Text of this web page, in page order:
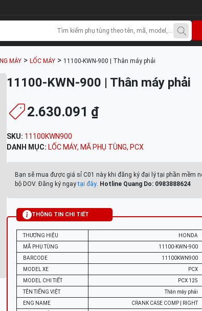
MÁY > LỐC MÁY > 11100-KWN-900 | Thân máy phải
11100-KWN-900 | Thân máy phải
2.630.091 ₫
SKU: 11100KWN900
DANH MỤC: LỐC MÁY, MÃ PHỤ TÙNG, PCX
Bạn sẽ mua được giá sỉ C01 này khi đăng ký đại lý tại phần mềm
bộ DOV. Đăng ký ngaytại đây. Hotline Quang Do: 0983888624
THÔNG TIN CHI TIẾT
THƯƠNG HIỆU
HONDA
MÃ PHỤ TÙNG
11100-KWN-900
BARCODE
11100KWN900
MODEL XE
PCX
MODEL CHI TIẾT
PCX 125
TÊN TIẾNG VIỆT
Thân máy phải
ENG NAME
CRANK CASE COMP | RIGHT